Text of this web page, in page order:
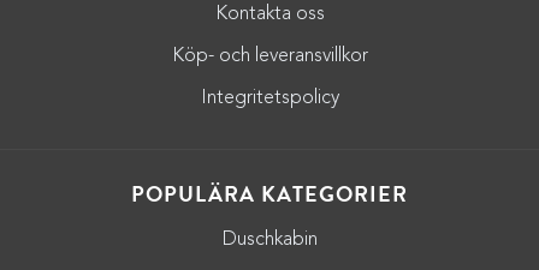
Kontakta oss
Köp- och leveransvillkor
Integritetspolicy
POPULÄRA KATEGORIER
Duschkabin